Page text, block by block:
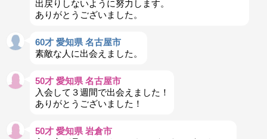
出戻りしないように努力します。
ありがとうございました。
60才 愛知県 名古屋市
素敵な人に出会えました。
50才 愛知県 名古屋市
入会して３週間で出会えました！
ありがとうございました！
50才 愛知県 岩倉市